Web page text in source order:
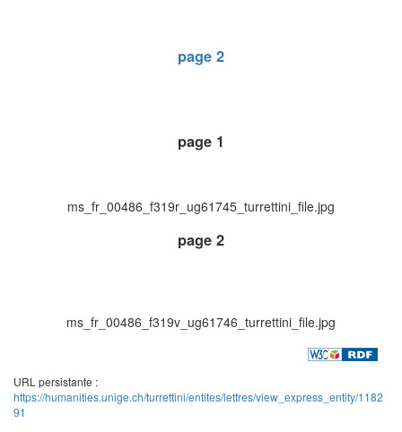
page 2
page 1
ms_fr_00486_f319r_ug61745_turrettini_file.jpg
page 2
ms_fr_00486_f319v_ug61746_turrettini_file.jpg
URL persistante :
https://humanities.unige.ch/turrettini/entites/lettres/view_express_entity/1182
91